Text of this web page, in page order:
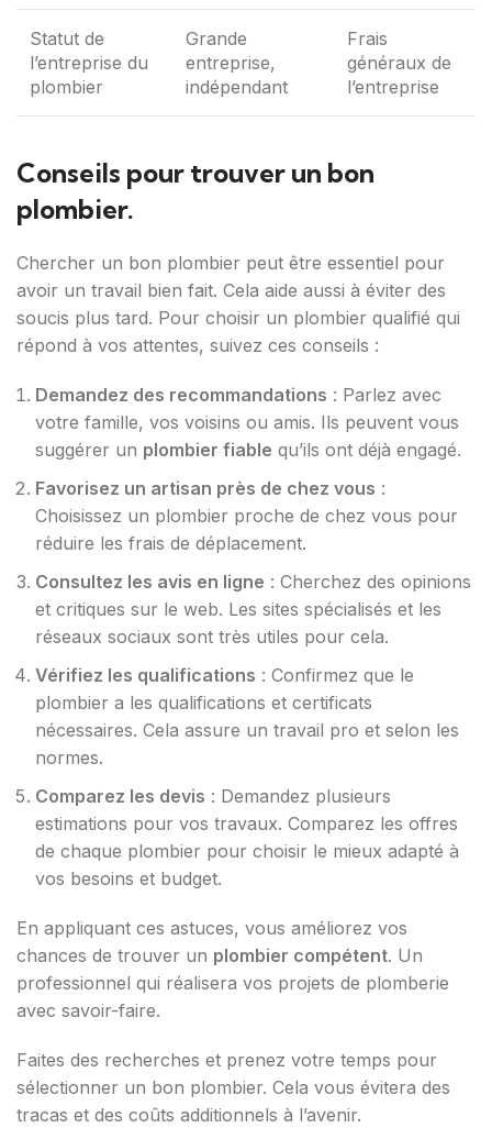
Statut de
l’entreprise du
plombier
Grande
entreprise,
indépendant
Frais
généraux de
l’entreprise
Conseils pour trouver un bon
plombier.
Chercher un bon plombier peut être essentiel pour
avoir un travail bien fait. Cela aide aussi à éviter des
soucis plus tard. Pour choisir un plombier qualifié qui
répond à vos attentes, suivez ces conseils :
Demandez des recommandations : Parlez avec
votre famille, vos voisins ou amis. Ils peuvent vous
suggérer un plombier fiable qu’ils ont déjà engagé.
Favorisez un artisan près de chez vous :
Choisissez un plombier proche de chez vous pour
réduire les frais de déplacement.
Consultez les avis en ligne : Cherchez des opinions
et critiques sur le web. Les sites spécialisés et les
réseaux sociaux sont très utiles pour cela.
Vérifiez les qualifications : Confirmez que le
plombier a les qualifications et certificats
nécessaires. Cela assure un travail pro et selon les
normes.
Comparez les devis : Demandez plusieurs
estimations pour vos travaux. Comparez les offres
de chaque plombier pour choisir le mieux adapté à
vos besoins et budget.
En appliquant ces astuces, vous améliorez vos
chances de trouver un plombier compétent. Un
professionnel qui réalisera vos projets de plomberie
avec savoir-faire.
Faites des recherches et prenez votre temps pour
sélectionner un bon plombier. Cela vous évitera des
tracas et des coûts additionnels à l’avenir.